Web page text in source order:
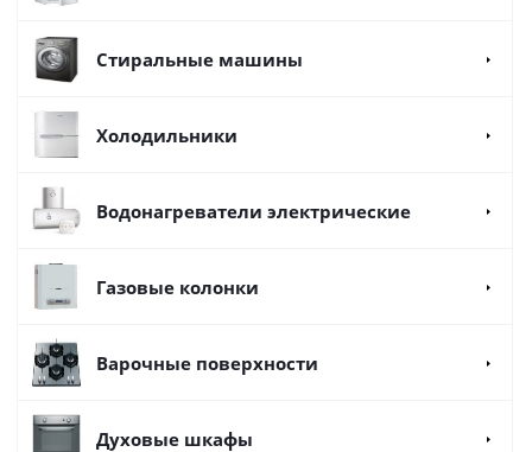
Стиральные машины
Холодильники
Водонагреватели электрические
Газовые колонки
Варочные поверхности
Духовые шкафы